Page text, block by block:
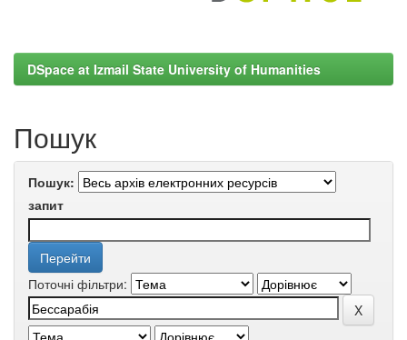
DSpace at Izmail State University of Humanities
Пошук
Пошук:
запит
Поточні фільтри: